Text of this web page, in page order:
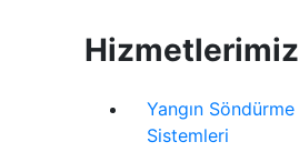
Hizmetlerimiz
Yangın Söndürme
Sistemleri